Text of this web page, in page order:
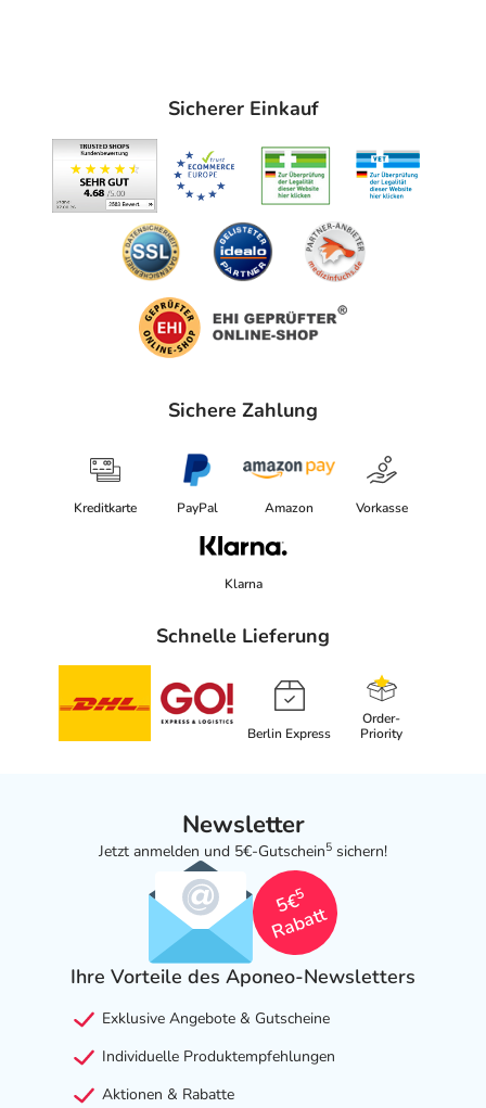
Gereinigtes Wasser
Adresse des Anbieters/Herstellers
ratiopharm GmbH
Graf-Arco-Str. 3
können Sie sich oben
Sicherer Einkauf
Sichere Zahlung
Kreditkarte PayPal Amazon Vorkasse
Klarna
Schnelle Lieferung
Berlin Express
Order-
Priority
Newsletter
Jetzt anmelden und 5€-Gutschein5 sichern!
5€
5
Rabatt
Ihre Vorteile des Aponeo-Newsletters
Exklusive Angebote & Gutscheine
Individuelle Produktempfehlungen
Aktionen & Rabatte